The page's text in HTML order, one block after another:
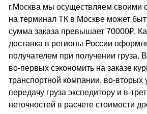
г.Москва мы осуществляем своими
на терминал ТК в Москве может
сумма заказа превышает 70000₽.
доставка в регионы России
получателем при получении груза.
во-первых сэкономить на заказе
транспортной компании, во-вторых
передачу груза экспедитору и в-
неточностей в расчете стоимости